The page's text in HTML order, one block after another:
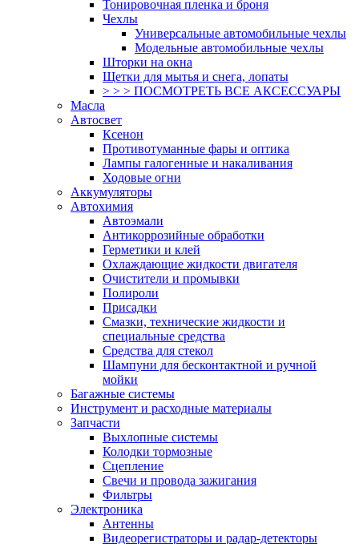
Тонировочная пленка и броня
Чехлы
Универсальные автомобильные чехлы
Модельные автомобильные чехлы
Шторки на окна
Щетки для мытья и снега, лопаты
> > > ПОСМОТРЕТЬ ВСЕ АКСЕССУАРЫ
Масла
Автосвет
Ксенон
Противотуманные фары и оптика
Лампы галогенные и накаливания
Ходовые огни
Аккумуляторы
Автохимия
Автоэмали
Антикоррозийные обработки
Герметики и клей
Охлаждающие жидкости двигателя
Очистители и промывки
Полироли
Присадки
Смазки, технические жидкости и
специальные средства
Средства для стекол
Шампуни для бесконтактной и ручной
мойки
Багажные системы
Инструмент и расходные материалы
Запчасти
Выхлопные системы
Колодки тормозные
Сцепление
Свечи и провода зажигания
Фильтры
Электроника
Антенны
Видеорегистраторы и радар-детекторы